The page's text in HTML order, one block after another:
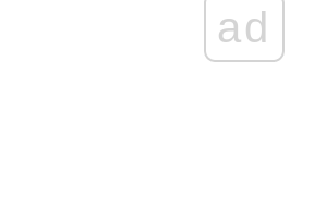
ad